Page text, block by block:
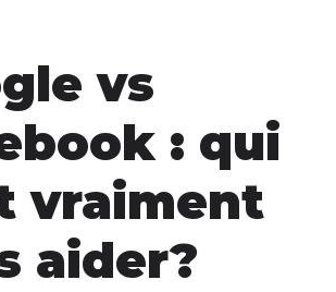
vs
: qui
vraiment
aider?